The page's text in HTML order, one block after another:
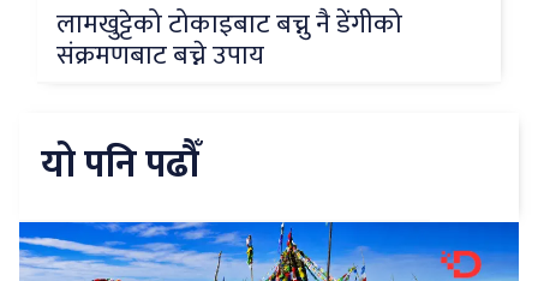
लामखुट्टेको टोकाइबाट बच्नु नै डेंगीको
संक्रमणबाट बच्ने उपाय
यो पनि पढौँ